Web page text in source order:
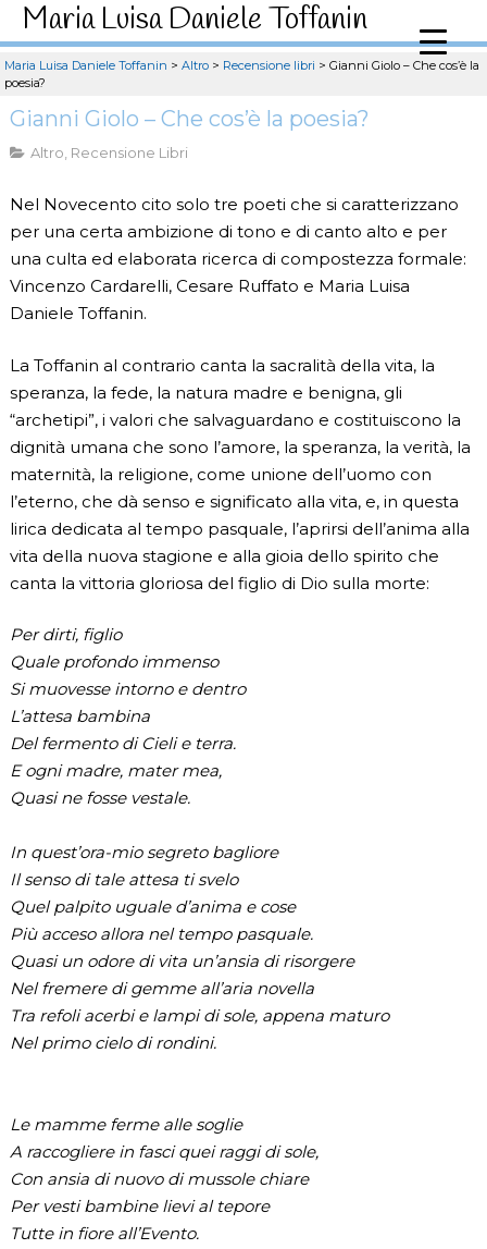
Maria Luisa Daniele Toffanin
Maria Luisa Daniele Toffanin > Altro > Recensione libri > Gianni Giolo – Che cos’è la
poesia?
Gianni Giolo – Che cos’è la poesia?
Altro, Recensione Libri
Nel Novecento cito solo tre poeti che si caratterizzano
per una certa ambizione di tono e di canto alto e per
una culta ed elaborata ricerca di compostezza formale:
Vincenzo Cardarelli, Cesare Ruffato e Maria Luisa
Daniele Toffanin.
La Toffanin al contrario canta la sacralità della vita, la
speranza, la fede, la natura madre e benigna, gli
“archetipi”, i valori che salvaguardano e costituiscono la
dignità umana che sono l’amore, la speranza, la verità, la
maternità, la religione, come unione dell’uomo con
l’eterno, che dà senso e significato alla vita, e, in questa
lirica dedicata al tempo pasquale, l’aprirsi dell’anima alla
vita della nuova stagione e alla gioia dello spirito che
canta la vittoria gloriosa del figlio di Dio sulla morte:
Per dirti, figlio
Quale profondo immenso
Si muovesse intorno e dentro
L’attesa bambina
Del fermento di Cieli e terra.
E ogni madre, mater mea,
Quasi ne fosse vestale.
In quest’ora-mio segreto bagliore
Il senso di tale attesa ti svelo
Quel palpito uguale d’anima e cose
Più acceso allora nel tempo pasquale.
Quasi un odore di vita un’ansia di risorgere
Nel fremere di gemme all’aria novella
Tra refoli acerbi e lampi di sole, appena maturo
Nel primo cielo di rondini.
Le mamme ferme alle soglie
A raccogliere in fasci quei raggi di sole,
Con ansia di nuovo di mussole chiare
Per vesti bambine lievi al tepore
Tutte in fiore all’Evento.